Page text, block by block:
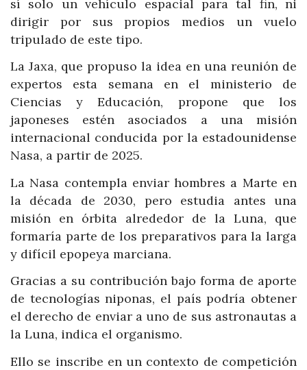
sí solo un vehículo espacial para tal fin, ni
dirigir por sus propios medios un vuelo
tripulado de este tipo.
La Jaxa, que propuso la idea en una reunión de
expertos esta semana en el ministerio de
Ciencias y Educación, propone que los
japoneses estén asociados a una misión
internacional conducida por la estadounidense
Nasa, a partir de 2025.
La Nasa contempla enviar hombres a Marte en
la década de 2030, pero estudia antes una
misión en órbita alrededor de la Luna, que
formaría parte de los preparativos para la larga
y difícil epopeya marciana.
Gracias a su contribución bajo forma de aporte
de tecnologías niponas, el país podría obtener
el derecho de enviar a uno de sus astronautas a
la Luna, indica el organismo.
Ello se inscribe en un contexto de competición